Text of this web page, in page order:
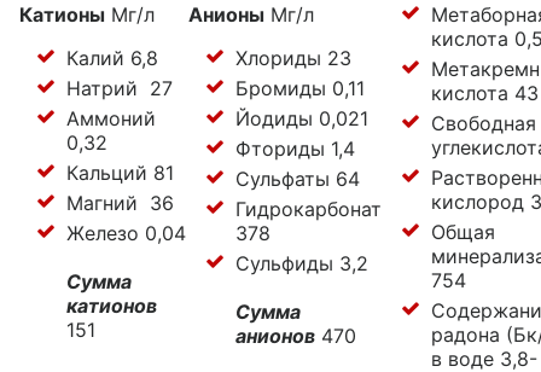
Катионы Мг/л
Калий 6,8
Натрий 27
Аммоний
0,32
Кальций 81
Магний 36
Железо 0,04
Сумма
катионов
151
Анионы Мг/л
Хлориды 23
Бромиды 0,11
Йодиды 0,021
Фториды 1,4
Сульфаты 64
Гидрокарбонат
378
Сульфиды 3,2
Сумма
анионов 470
кислота
кислота
Свободная
кислород
Общая
754
радона
в воде